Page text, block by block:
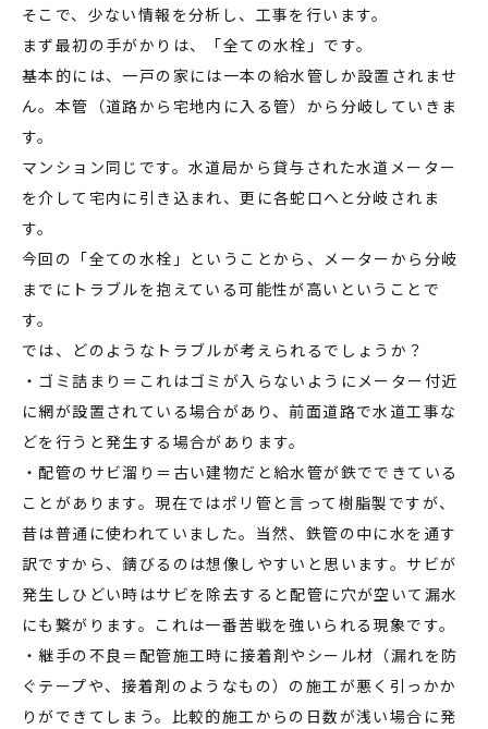
そこで、少ない情報を分析し、工事を行います。
まず最初の手がかりは、「全ての水栓」です。
基本的には、一戸の家には一本の給水管しか設置されませ
ん。本管（道路から宅地内に入る管）から分岐していきま
す。
マンション同じです。水道局から貸与された水道メーター
を介して宅内に引き込まれ、更に各蛇口へと分岐されま
す。
今回の「全ての水栓」ということから、メーターから分岐
までにトラブルを抱えている可能性が高いということで
す。
では、どのようなトラブルが考えられるでしょうか？
・ゴミ詰まり＝これはゴミが入らないようにメーター付近
に網が設置されている場合があり、前面道路で水道工事な
どを行うと発生する場合があります。
・配管のサビ溜り＝古い建物だと給水管が鉄でできている
ことがあります。現在ではポリ管と言って樹脂製ですが、
昔は普通に使われていました。当然、鉄管の中に水を通す
訳ですから、錆びるのは想像しやすいと思います。サビが
発生しひどい時はサビを除去すると配管に穴が空いて漏水
にも繋がります。これは一番苦戦を強いられる現象です。
・継手の不良＝配管施工時に接着剤やシール材（漏れを防
ぐテープや、接着剤のようなもの）の施工が悪く引っかか
りができてしまう。比較的施工からの日数が浅い場合に発